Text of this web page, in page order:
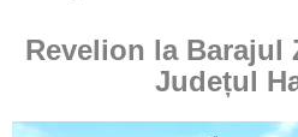
Revelion la Barajul
Județul